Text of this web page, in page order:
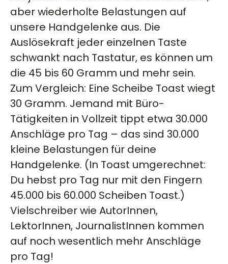
aber wiederholte Belastungen auf
unsere Handgelenke aus. Die
Auslösekraft jeder einzelnen Taste
schwankt nach Tastatur, es können um
die 45 bis 60 Gramm und mehr sein.
Zum Vergleich: Eine Scheibe Toast wiegt
30 Gramm. Jemand mit Büro-
Tätigkeiten in Vollzeit tippt etwa 30.000
Anschläge pro Tag – das sind 30.000
kleine Belastungen für deine
Handgelenke. (In Toast umgerechnet:
Du hebst pro Tag nur mit den Fingern
45.000 bis 60.000 Scheiben Toast.)
Vielschreiber wie AutorInnen,
LektorInnen, JournalistInnen kommen
auf noch wesentlich mehr Anschläge
pro Tag!